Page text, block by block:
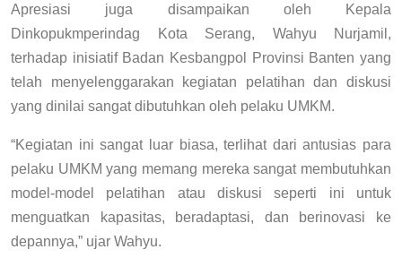
Apresiasi juga disampaikan oleh Kepala
Dinkopukmperindag Kota Serang, Wahyu Nurjamil,
terhadap inisiatif Badan Kesbangpol Provinsi Banten yang
telah menyelenggarakan kegiatan pelatihan dan diskusi
yang dinilai sangat dibutuhkan oleh pelaku UMKM.
“Kegiatan ini sangat luar biasa, terlihat dari antusias para
pelaku UMKM yang memang mereka sangat membutuhkan
model-model pelatihan atau diskusi seperti ini untuk
menguatkan kapasitas, beradaptasi, dan berinovasi ke
depannya,” ujar Wahyu.